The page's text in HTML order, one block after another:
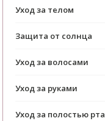
Уход за телом
Защита от солнца
Уход за волосами
Уход за руками
Уход за полостью рта